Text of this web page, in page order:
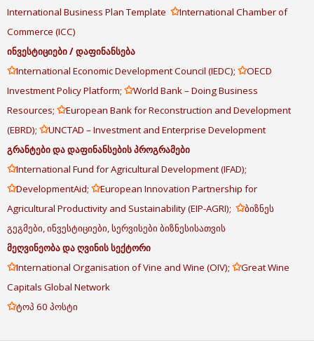
International Business Plan Template ✩International Chamber of
Commerce (ICC)
ინვესტიციები/დაფინანსება
✩International Economic Development Council (IEDC); ✩OECD
Investment Policy Platform; ✩World Bank – Doing Business
Resources; ✩European Bank for Reconstruction and Development
(EBRD); ✩UNCTAD – Investment and Enterprise Development
გრანტებიდადაფინანსებისპროგრამები
✩International Fund for Agricultural Development (IFAD);
✩DevelopmentAid; ✩European Innovation Partnership for
Agricultural Productivity and Sustainability (EIP-AGRI); ✩ბიზნეს
გეგმები, ინვესტიციები, სერვისები ბიზნესისათვის
მეღვინეობადაღვინისსექტორი
✩International Organisation of Vine and Wine (OIV); ✩Great Wine
Capitals Global Network
✩ტოპ 60 პოსტი